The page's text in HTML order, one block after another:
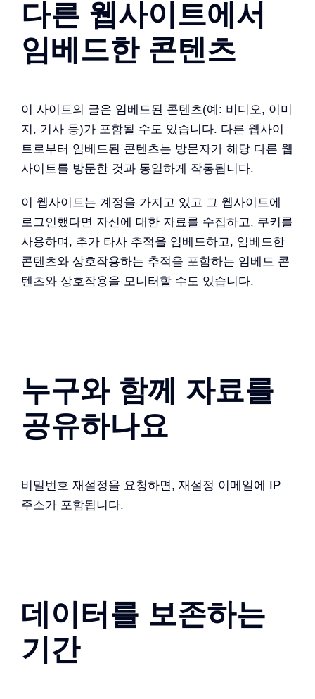
다른 웹사이트에서
임베드한 콘텐츠
이 사이트의 글은 임베드된 콘텐츠(예: 비디오, 이미
지, 기사 등)가 포함될 수도 있습니다. 다른 웹사이
트로부터 임베드된 콘텐츠는 방문자가 해당 다른 웹
사이트를 방문한 것과 동일하게 작동됩니다.
이 웹사이트는 계정을 가지고 있고 그 웹사이트에
로그인했다면 자신에 대한 자료를 수집하고, 쿠키를
사용하며, 추가 타사 추적을 임베드하고, 임베드한
콘텐츠와 상호작용하는 추적을 포함하는 임베드 콘
텐츠와 상호작용을 모니터할 수도 있습니다.
누구와 함께 자료를
공유하나요
비밀번호 재설정을 요청하면, 재설정 이메일에 IP
주소가 포함됩니다.
데이터를 보존하는
기간